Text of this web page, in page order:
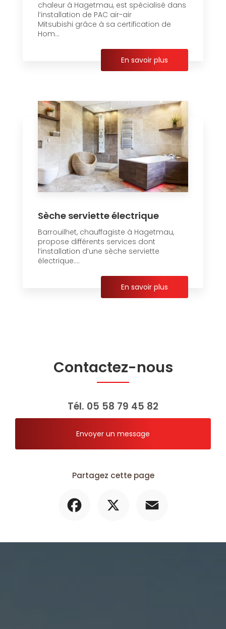
chaleur à Hagetmau, est spécialisé dans
l’installation de PAC air-air
Mitsubishi grâce à sa certification de
Hom...
En savoir plus
Sèche serviette électrique
Barrouilhet, chauffagiste à Hagetmau,
propose différents services dont
l’installation d’une sèche serviette
électrique....
En savoir plus
Contactez-nous
Tél. 05 58 79 45 82
Envoyer un message
Partagez cette page